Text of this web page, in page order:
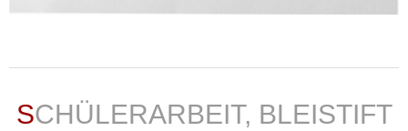
SCHÜLERARBEIT, BLEISTIFT